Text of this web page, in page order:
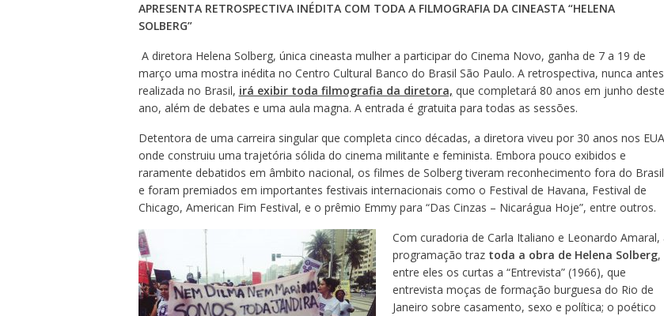
APRESENTA RETROSPECTIVA INÉDITA COM TODA A FILMOGRAFIA DA CINEASTA “HELENA
SOLBERG”
A diretora Helena Solberg, única cineasta mulher a participar do Cinema Novo, ganha de 7 a 19 de
março uma mostra inédita no Centro Cultural Banco do Brasil São Paulo. A retrospectiva, nunca antes
realizada no Brasil, irá exibir toda filmografia da diretora, que completará 80 anos em junho deste
ano, além de debates e uma aula magna. A entrada é gratuita para todas as sessões.
Detentora de uma carreira singular que completa cinco décadas, a diretora viveu por 30 anos nos
onde construiu uma trajetória sólida do cinema militante e feminista. Embora pouco exibidos e
raramente debatidos em âmbito nacional, os filmes de Solberg tiveram reconhecimento fora do Brasil
e foram premiados em importantes festivais internacionais como o Festival de Havana, Festival de
Chicago, American Fim Festival, e o prêmio Emmy para “Das Cinzas – Nicarágua Hoje”, entre outros.
Com curadoria de Carla Italiano e Leonardo Amaral,
programação traz toda a obra de Helena Solberg,
entre eles os curtas a “Entrevista” (1966), que
entrevista moças de formação burguesa do Rio de
Janeiro sobre casamento, sexo e política; o poético